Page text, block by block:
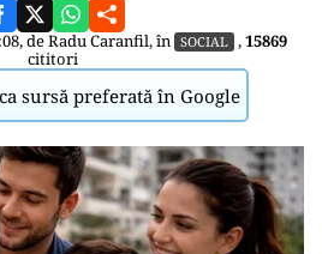
deRadu Caranfil, în SOCIAL ,15869
cititori
sursă preferată în Google